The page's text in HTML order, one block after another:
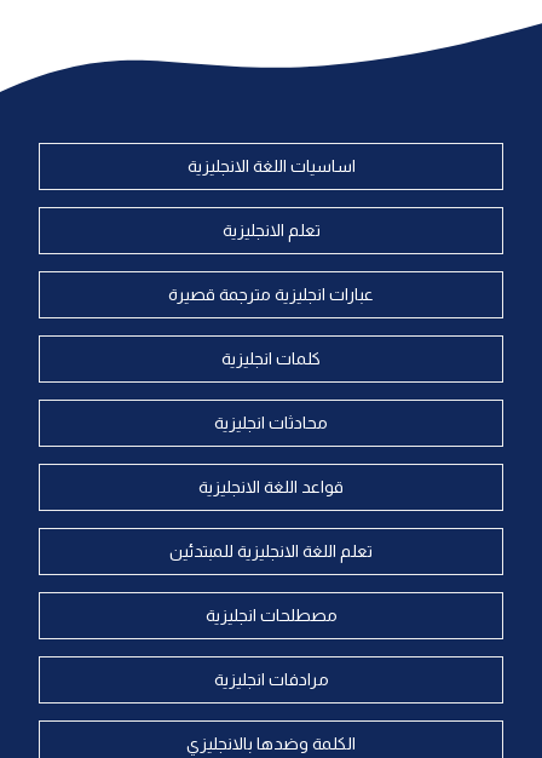
اساسيات اللغة الانجليزية
تعلم الانجليزية
عبارات انجليزية مترجمة قصيرة
كلمات انجليزية
محادثات انجليزية
قواعد اللغة الانجليزية
تعلم اللغة الانجليزية للمبتدئين
مصطلحات انجليزية
مرادفات انجليزية
الكلمة وضدها بالانجليزي